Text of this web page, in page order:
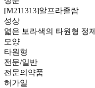
[M211313]알프라졸람
성상
엷은 보라색의 타원형 정제
모양
타원형
전문/일반
전문의약품
허가일